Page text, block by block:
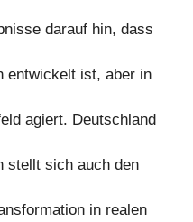
darauf hin, dass
entwickelt ist, aber in
agiert. Deutschland
stellt sich auch den
in realen